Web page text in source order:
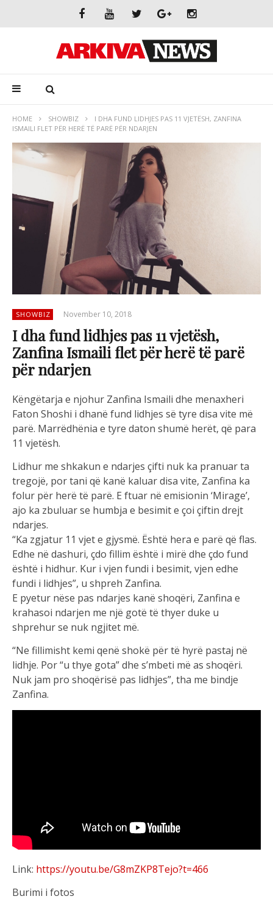
HOME SHOWBIZ
I DHA FUND LIDHJES PAS 11 VJETËSH, ZANFINA
ISMAILI FLET PËR HERË TË PARË PËR NDARJEN
SHOWBIZ November 10, 2018
I dha fund lidhjes pas 11 vjetësh,
Zanfina Ismaili flet për herë të parë
për ndarjen
Këngëtarja e njohur Zanfina Ismaili dhe menaxheri
Faton Shoshi i dhanë fund lidhjes së tyre disa vite më
parë. Marrëdhënia e tyre daton shumë herët, që para
11 vjetësh.
Lidhur me shkakun e ndarjes çifti nuk ka pranuar ta
tregojë, por tani që kanë kaluar disa vite, Zanfina ka
folur për herë të parë. E ftuar në emisionin ‘Mirage’,
ajo ka zbuluar se humbja e besimit e çoi çiftin drejt
ndarjes.
“Ka zgjatur 11 vjet e gjysmë. Është hera e parë që flas.
Edhe në dashuri, çdo fillim është i mirë dhe çdo fund
është i hidhur. Kur i vjen fundi i besimit, vjen edhe
fundi i lidhjes”, u shpreh Zanfina.
E pyetur nëse pas ndarjes kanë shoqëri, Zanfina e
krahasoi ndarjen me një gotë të thyer duke u
shprehur se nuk ngjitet më.
“Ne fillimisht kemi qenë shokë për të hyrë pastaj në
lidhje. Por “u thye gota” dhe s’mbeti më as shoqëri.
Nuk jam pro shoqërisë pas lidhjes”, tha me bindje
Zanfina.
Link: https://youtu.be/G8mZKP8Tejo?t=466
Burimi i fotos